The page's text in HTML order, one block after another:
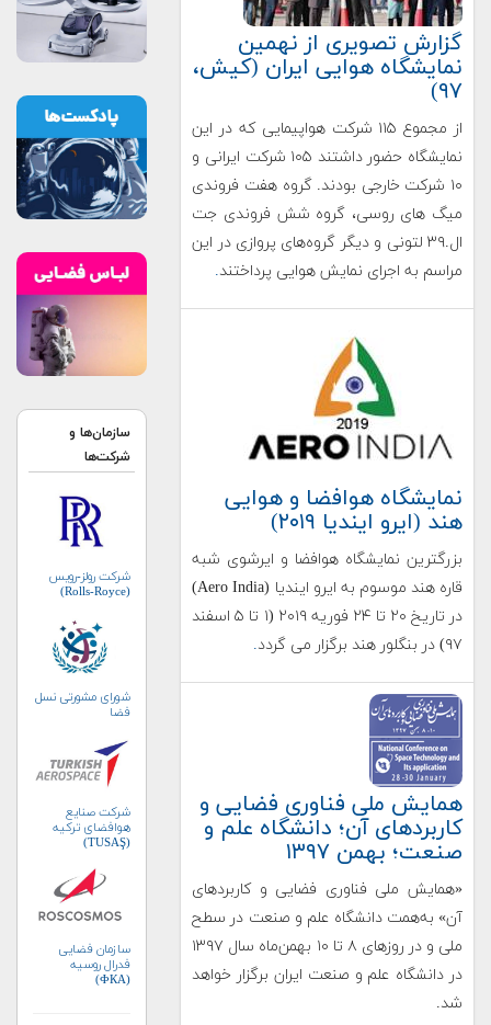
گزارش تصویری از نهمین
نمایشگاه هوایی ایران (کیش،
۹۷)
از مجموع ۱۱۵ شرکت هواپیمایی که در این
نمایشگاه حضور داشتند ۱۰۵ شرکت ایرانی و
۱۰ شرکت خارجی بودند. گروه هفت فروندی
میگ های روسی، گروه شش فروندی جت
ال‌.۳۹ لتونی و دیگر گروه‌های پروازی در این
مراسم به اجرای نمایش هوایی پرداختند.
نمایشگاه هوافضا و هوایی
هند (ایرو ایندیا ۲۰۱۹)
بزرگترین نمایشگاه هوافضا و ایرشوی شبه
قاره هند موسوم به ایرو ایندیا (Aero India)
در تاریخ ۲۰ تا ۲۴ فوریه ۲۰۱۹ (۱ تا ۵ اسفند
۹۷) در بنگلور هند برگزار می گردد
.
همایش ملی فناوری فضایی و
کاربردهای آن؛ دانشگاه علم و
صنعت؛ بهمن ۱۳۹۷
«همایش ملی فناوری فضایی و کاربردهای
آن» به‌همت دانشگاه علم و صنعت در سطح
ملی و در روزهای ۸ تا ۱۰ بهمن‌ماه سال ۱۳۹۷
در دانشگاه علم و صنعت ایران برگزار خواهد
شد.
سازمان‌ها و
شرکت‌ها
شرکت رولز-رویس
(Rolls-Royce)
شورای مشورتی نسل
فضا
شرکت صنایع
هوافضای ترکیه
(TUSAŞ)
سازمان فضایی
فدرال روسیه
(ФКА)